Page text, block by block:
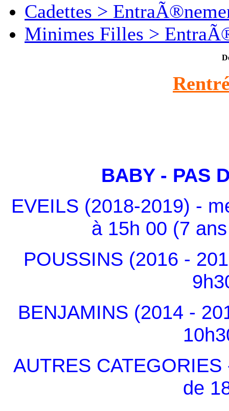
Cadettes >
Minimes Filles >
BABY - PAS
EVEILS (2018-2019) -
à 15h 00 (7
POUSSINS (2016 -
BENJAMINS (2014 -
AUTRES
de